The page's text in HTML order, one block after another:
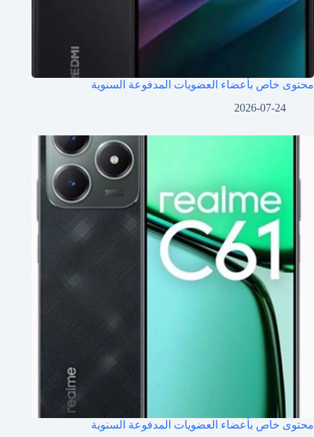
محتوى خاص بأعضاء العضويات المدفوعة السنوية
2026-07-24
محتوى خاص بأعضاء العضويات المدفوعة السنوية